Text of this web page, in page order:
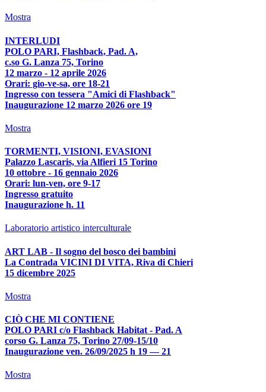
Mostra
INTERLUDI
POLO PARI, Flashback, Pad. A,
c.so G. Lanza 75, Torino
12 marzo - 12 aprile 2026
Orari: gio-ve-sa, ore 18-21
Ingresso con tessera "Amici di Flashback"
Inaugurazione 12 marzo 2026 ore 19
Mostra
TORMENTI, VISIONI, EVASIONI
Palazzo Lascaris, via Alfieri 15 Torino
10 ottobre - 16 gennaio 2026
Orari: lun-ven, ore 9-17
Ingresso gratuito
Inaugurazione h. 11
Laboratorio artistico interculturale
ART LAB - Il sogno del bosco dei bambini
La Contrada VICINI DI VITA, Riva di Chieri
15 dicembre 2025
Mostra
CIÒ CHE MI CONTIENE
POLO PARI c/o Flashback Habitat - Pad. A
corso G. Lanza 75, Torino 27/09-15/10
Inaugurazione ven. 26/09/2025 h 19 — 21
Mostra